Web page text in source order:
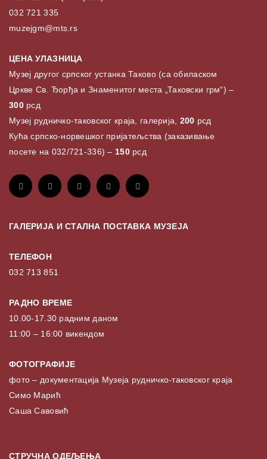
032 721 335
muzejgm@mts.rs
ЦЕНА УЛАЗНИЦА
Музеј другог српског устанка Таково (са обиласком
Цркве Св. Ђорђа и Знаменитог места „Таковски грм“) –
300рсд
Музеј рудничко-таковског краја, галерија, 200 рсд
Кућа српско-норвешког пријатељства (заказивање
посете на 032/721-336) – 150рсд
ГАЛЕРИЈА И СТАЛНА ПОСТАВКА МУЗЕЈА
ТЕЛЕФОН
032 713 851
РАДНО ВРЕМЕ
10.00-17.30 радним даном
11:00 – 16:00 викендом
ФОТОГРАФИЈЕ
фото – документација Музеја рудничко-таковског краја
Симо Марић
Саша Савовић
СТРУЧНА ОДЕЉЕЊА